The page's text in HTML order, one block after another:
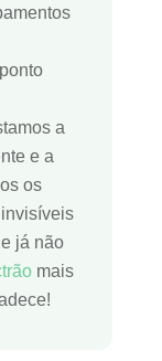
a
e a
os
já não
mais